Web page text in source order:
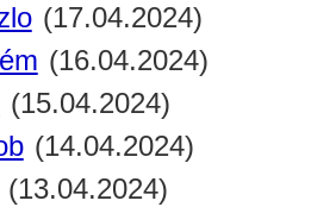
(17.04.2024)
(16.04.2024)
(15.04.2024)
(14.04.2024)
(13.04.2024)